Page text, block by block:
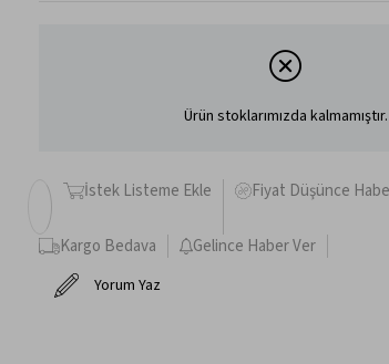
Ürün stoklarımızda kalmamıştır.
İstek Listeme Ekle Fiyat Düşünce
Kargo Bedava Gelince Haber Ver
Yorum Yaz